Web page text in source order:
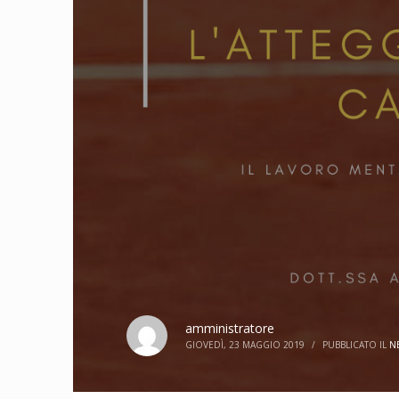
amministratore
GIOVEDÌ, 23 MAGGIO 2019 / PUBBLICATO IL